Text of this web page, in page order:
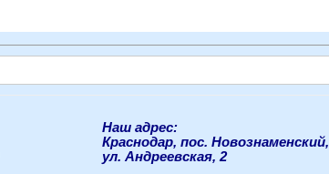
Наш адрес:
Краснодар, пос. Новознаменский,
ул. Андреевская, 2